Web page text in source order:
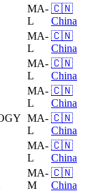
MA-
L
🇨🇳
China
MA-
L
🇨🇳
China
MA-
L
🇨🇳
China
MA-
L
🇨🇳
China
MA-
L
🇨🇳
China
MA-
L
🇨🇳
China
MA-
M
🇨🇳
China